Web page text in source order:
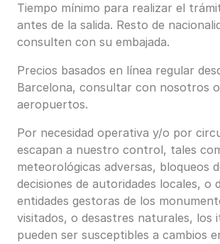
Tiempo mínimo para realizar el
antes de la salida. Resto de
consulten con su embajada.
Precios basados en línea regular
Barcelona, consultar con nosotros
aeropuertos.
Por necesidad operativa y/o por
escapan a nuestro control, tales
meteorológicas adversas, bloqueos
decisiones de autoridades locales, o
entidades gestoras de los
visitados, o desastres naturales, los
pueden ser susceptibles a cambios